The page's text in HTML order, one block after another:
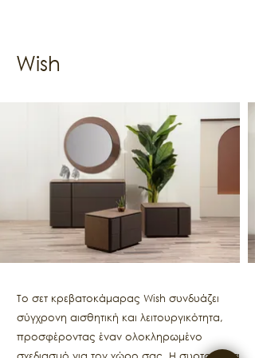
Wish
Το σετ κρεβατοκάμαρας Wish συνδυάζει
σύγχρονη αισθητική και λειτουργικότητα,
προσφέροντας έναν ολοκληρωμένο